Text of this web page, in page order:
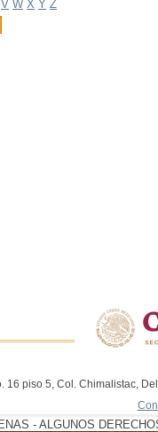
V W X Y Z
16 piso 5, Col. Chimalistac,
- ALGUNOS